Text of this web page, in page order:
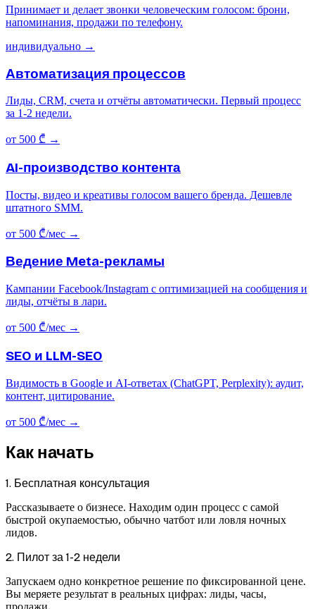
Принимает и делает звонки человеческим голосом: брони,
напоминания, продажи по телефону.
индивидуально →
Автоматизация процессов
Лиды, CRM, счета и отчёты автоматически. Первый процесс
за 1-2 недели.
от 500 ₾ →
AI-производство контента
Посты, видео и креативы голосом вашего бренда. Дешевле
штатного SMM.
от 500 ₾/мес →
Ведение Meta-рекламы
Кампании Facebook/Instagram с оптимизацией на сообщения и
лиды, отчёты в лари.
от 500 ₾/мес →
SEO и LLM-SEO
Видимость в Google и AI-ответах (ChatGPT, Perplexity): аудит,
контент, цитирование.
от 500 ₾/мес →
Как начать
1. Бесплатная консультация
Рассказываете о бизнесе. Находим один процесс с самой
быстрой окупаемостью, обычно чатбот или ловля ночных
лидов.
2. Пилот за 1-2 недели
Запускаем одно конкретное решение по фиксированной цене.
Вы меряете результат в реальных цифрах: лиды, часы,